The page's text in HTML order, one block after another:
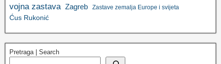
vojna zastava Zagreb Zastave zemalja Europe i svijeta
Ćus Rukonić
Pretraga | Search